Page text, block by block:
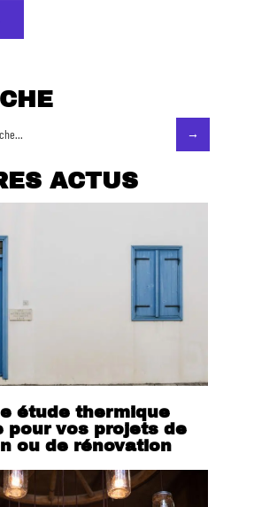
ACTUS
étude thermique
pour vos projets de
ou de rénovation